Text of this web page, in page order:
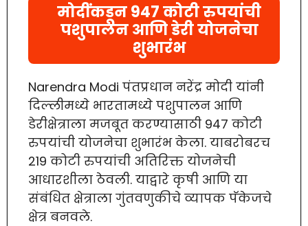
मोदींकडून 947 कोटी रुपयांची
पशुपालन आणि डेरी योजनेचा
शुभारंभ
Narendra Modi पंतप्रधान नरेंद्र मोदी यांनी
दिल्लीमध्ये भारतामध्ये पशुपालन आणि
डेरीक्षेत्राला मजबूत करण्यासाठी 947 कोटी
रुपयांची योजनेचा शुभारंभ केला. याबरोबरच
219 कोटी रुपयांची अतिरिक्त योजनेची
आधारशीला ठेवली. याद्वारे कृषी आणि या
संबंधित क्षेत्राला गुंतवणुकीचे व्यापक पॅकेजचे
क्षेत्र बनवले.